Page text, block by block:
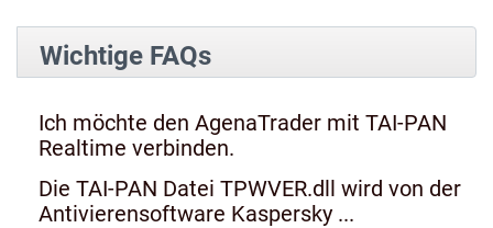
Wichtige FAQs
Ich möchte den AgenaTrader mit TAI-PAN
Realtime verbinden.
Die TAI-PAN Datei TPWVER.dll wird von der
Antivierensoftware Kaspersky ...